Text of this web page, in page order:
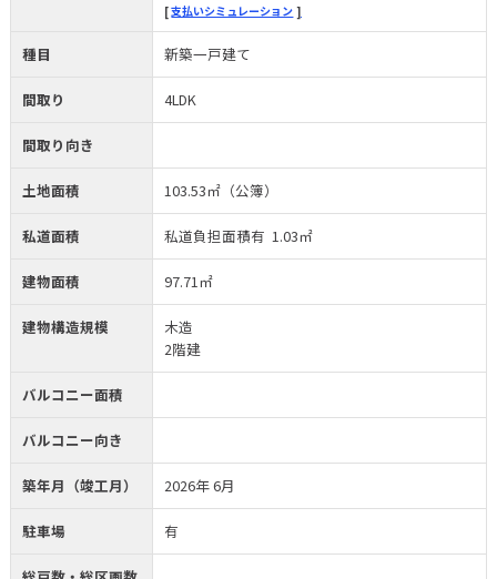
支払いシミュレーション
種目 新築一戸建て
間取り 4LDK
間取り向き
土地面積 103.53㎡（公簿）
私道面積 私道負担面積有 1.03㎡
建物面積 97.71㎡
建物構造規模
木造
2階建
バルコニー面積
バルコニー向き
築年月（竣工月） 2026年 6月
駐車場 有